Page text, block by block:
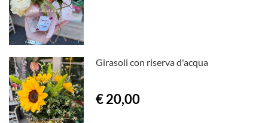
Girasoli con riserva d'acqua
€ 20,00